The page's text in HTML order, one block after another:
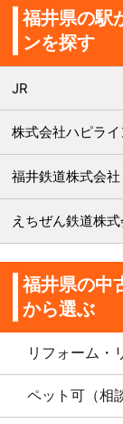
福井県の駅
ンを探す
JR
株式会社ハピラ
福井鉄道株式会社
えちぜん鉄道株
福井県の中
から選ぶ
リフォーム・
ペット可（相